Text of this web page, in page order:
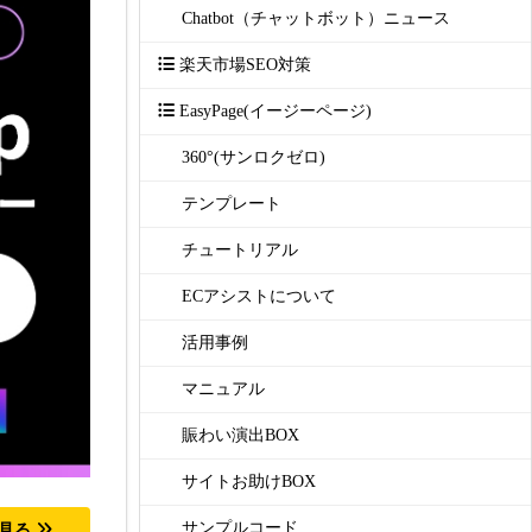
Chatbot（チャットボット）ニュース
楽天市場SEO対策
EasyPage(イージーページ)
360°(サンロクゼロ)
テンプレート
チュートリアル
ECアシストについて
活用事例
マニュアル
賑わい演出BOX
サイトお助けBOX
サンプルコード